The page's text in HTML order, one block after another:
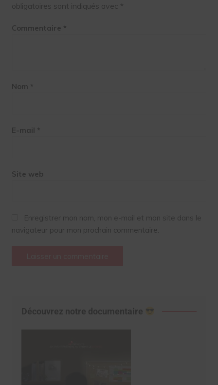
obligatoires sont indiqués avec *
Commentaire *
Nom *
E-mail *
Site web
Enregistrer mon nom, mon e-mail et mon site dans le
navigateur pour mon prochain commentaire.
Découvrez notre documentaire